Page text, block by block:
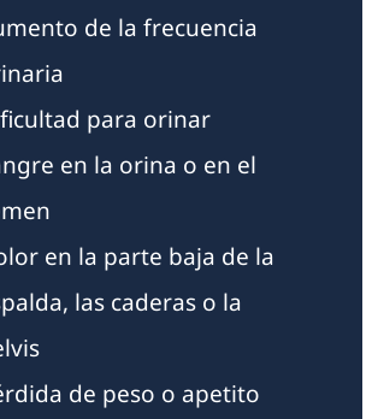
de la frecuencia
para orinar
en la orina o en el
en la parte baja de la
las caderas o la
de peso o apetito